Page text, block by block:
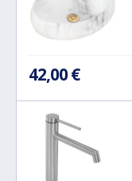
42,00 €